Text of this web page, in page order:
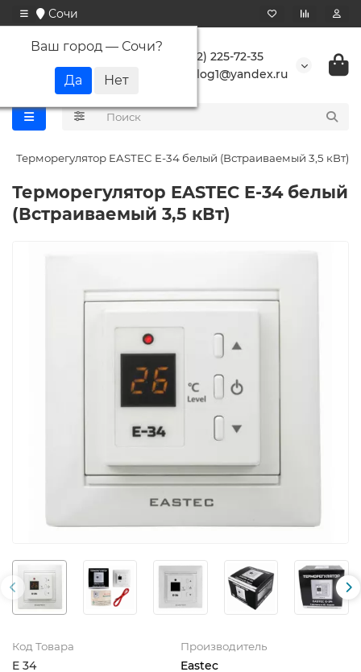
Сочи
Ваш город — Сочи?
+7 (862) 225-72-35
buranlog1@yandex.ru
Терморегулятор EASTEC E-34 белый (Встраиваемый 3,5 кВт)
Терморегулятор EASTEC E-34 белый
(Встраиваемый 3,5 кВт)
Код Товара
E 34
Производитель
Eastec